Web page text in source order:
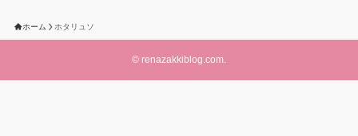
ホーム ホタリュソ
© renazakkiblog.com.